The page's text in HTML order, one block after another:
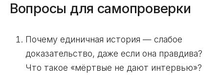
Вопросы для самопроверки
Почему единичная история — слабое
доказательство, даже если она правдива?
Что такое «мёртвые не дают интервью»?